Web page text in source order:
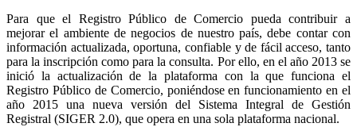
Para que el Registro Público de Comercio pueda contribuir a
mejorar el ambiente de negocios de nuestro país, debe contar con
información actualizada, oportuna, confiable y de fácil acceso, tanto
para la inscripción como para la consulta. Por ello, en el año 2013 se
inició la actualización de la plataforma con la que funciona el
Registro Público de Comercio, poniéndose en funcionamiento en el
año 2015 una nueva versión del Sistema Integral de Gestión
Registral (SIGER 2.0), que opera en una sola plataforma nacional.